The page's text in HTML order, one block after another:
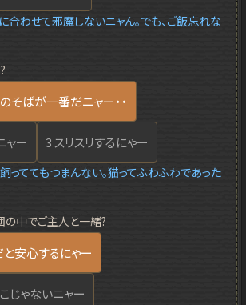
合わせて邪魔しないニャん。でも、ご飯忘れな
そばが一番だニャー・・
ャー 3 スリスリするにゃー
っててもつまんない。猫ってふわふわであった
の中でご主人と一緒?
安心するにゃー
じゃないニャー